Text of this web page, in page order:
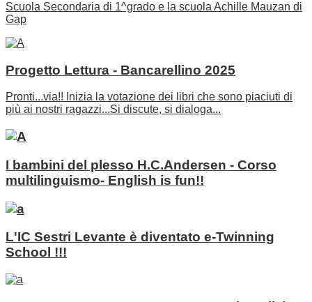
Scuola Secondaria di 1^grado e la scuola Achille Mauzan di
Gap
Progetto Lettura - Bancarellino 2025
Pronti...via!! Inizia la votazione dei libri che sono piaciuti di
più ai nostri ragazzi...Si discute, si dialoga...
I bambini del plesso H.C.Andersen - Corso
multilinguismo- English is fun!!
L'IC Sestri Levante è diventato e-Twinning
School !!!